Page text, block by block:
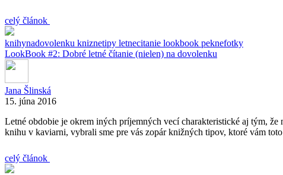
celý článok
knihynadovolenku kniznetipy letnecitanie lookbook peknefotky
LookBook #2: Dobré letné čítanie (nielen) na dovolenku
Jana Šlinská
15. júna 2016
Letné obdobie je okrem iných príjemných vecí charakteristické aj tým,
knihu v kaviarni, vybrali sme pre vás zopár knižných tipov, ktoré vám
celý článok